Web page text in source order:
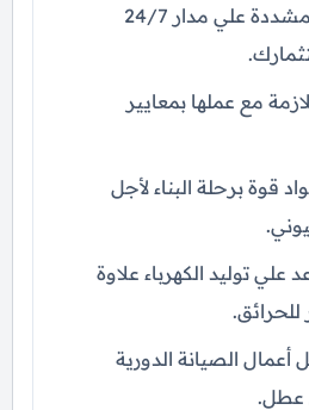
حراسات أمنشة مشددة علي مدار 24/7
مع عملها بمعايير
قوة برحلة البناء لأجل
علي توليد الكهرباء علاوة
الصيانة الدورية
عطل.